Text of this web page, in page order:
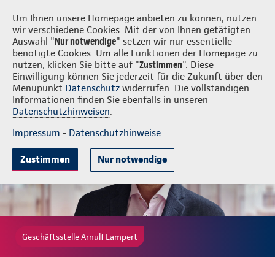
Um Ihnen unsere Homepage anbieten zu können, nutzen
wir verschiedene Cookies. Mit der von Ihnen getätigten
Auswahl "Nur notwendige" setzen wir nur essentielle
benötigte Cookies. Um alle Funktionen der Homepage zu
nutzen, klicken Sie bitte auf "Zustimmen". Diese
Einwilligung können Sie jederzeit für die Zukunft über den
Menüpunkt Datenschutz widerrufen. Die vollständigen
Informationen finden Sie ebenfalls in unseren
Datenschutzhinweisen.
Impressum - Datenschutzhinweise
Zustimmen Nur notwendige
Arnulf Lampert Login
Gute Gründe Tarife & Leistungen Wissenswertes Beratung &
Geschäftsstelle Arnulf Lampert